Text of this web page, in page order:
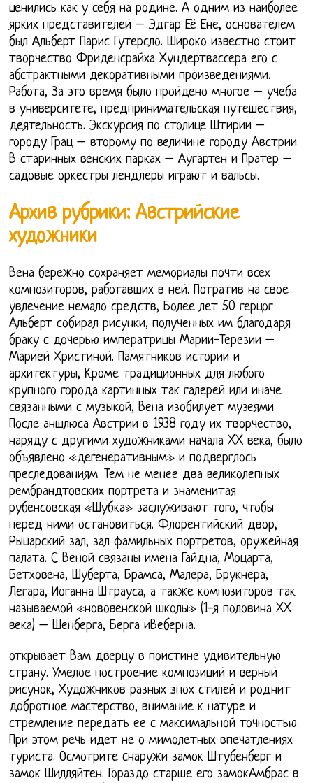
ценились как у себя на родине. А одним из наиболее
ярких представителей – Эдгар Её Ене, основателем
был Альберт Парис Гутерсло. Широко известно стоит
творчество Фриденсрайха Хундертвассера его с
абстрактными декоративными произведениями.
Работа, За это время было пройдено многое – учеба
в университете, предпринимательская путешествия,
деятельность. Экскурсия по столице Штирии –
городу Грац – второму по величине городу Австрии.
В старинных венских парках – Аугартен и Пратер –
садовые оркестры лендлеры играют и вальсы.
Архив рубрики: Австрийские
художники
Вена бережно сохраняет мемориалы почти всех
композиторов, работавших в ней. Потратив на свое
увлечение немало средств, Более лет 50 герцог
Альберт собирал рисунки, полученных им благодаря
браку с дочерью императрицы Марии-Терезии –
Марией Христиной. Памятников истории и
архитектуры, Кроме традиционных для любого
крупного города картинных так галерей или иначе
связанными с музыкой, Вена изобилует музеями.
После аншлюса Австрии в 1938 году их творчество,
наряду с другими художниками начала XX века, было
объявлено «дегенеративным» и подверглось
преследованиям. Тем не менее два великолепных
рембрандтовских портрета и знаменитая
рубенсовская «Шубка» заслуживают того, чтобы
перед ними остановиться. Флорентийский двор,
Рыцарский зал, зал фамильных портретов, оружейная
палата. С Веной связаны имена Гайдна, Моцарта,
Бетховена, Шуберта, Брамса, Малера, Брукнера,
Легара, Иоганна Штрауса, а также композиторов так
называемой «нововенской школы» (1-я половина XX
века) – Шенберга, Берга иВеберна.
открывает Вам дверцу в поистине удивительную
страну. Умелое построение композиций и верный
рисунок, Художников разных эпох стилей и роднит
добротное мастерство, внимание к натуре и
стремление передать ее с максимальной точностью.
При этом речь идет не о мимолетных впечатлениях
туриста. Осмотрите cнаружи замок Штубенберг и
замок Шилляйтен. Гораздо старше его замокАмбрас в